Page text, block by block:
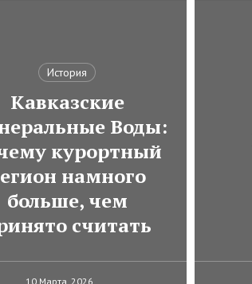
История
Кавказские
Воды:
курортный
намного
больше, чем
считать
10 Марта, 2026